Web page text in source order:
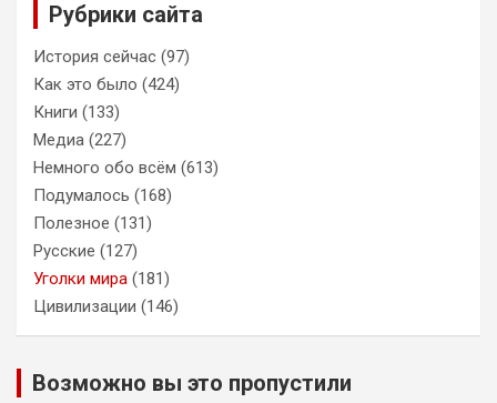
Рубрики сайта
История сейчас (97)
Как это было (424)
Книги (133)
Медиа (227)
Немного обо всём (613)
Подумалось (168)
Полезное (131)
Русские (127)
Уголки мира (181)
Цивилизации (146)
Возможно вы это пропустили